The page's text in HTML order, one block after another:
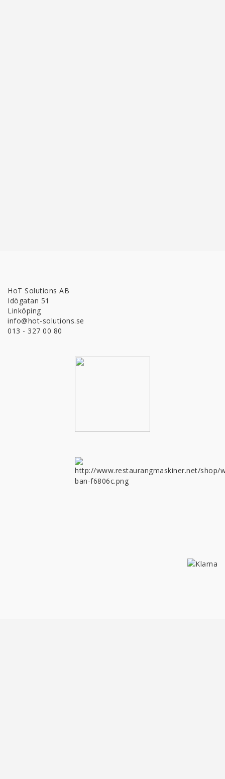
HoT Solutions AB
Idögatan 51
Linköping
info@hot-solutions.se
013 - 327 00 80